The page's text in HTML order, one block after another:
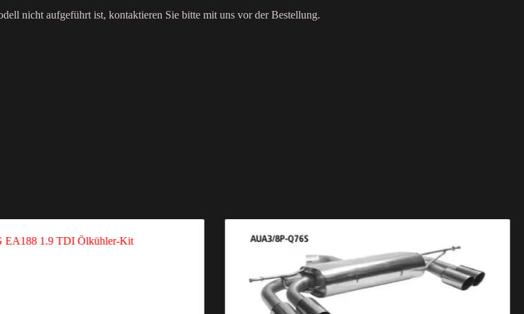
nicht aufgeführt ist, kontaktieren Sie bitte mit uns vor der Bestellung.